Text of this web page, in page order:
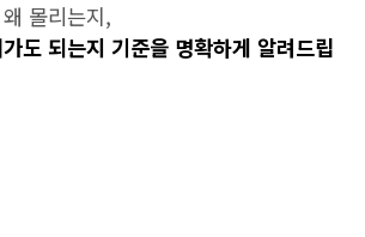
몰리는지,
도 되는지 기준을 명확하게 알려드립